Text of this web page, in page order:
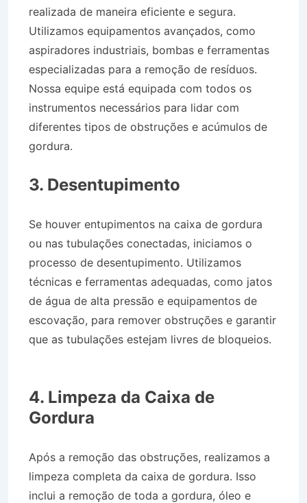
realizada de maneira eficiente e segura.
Utilizamos equipamentos avançados, como
aspiradores industriais, bombas e ferramentas
especializadas para a remoção de resíduos.
Nossa equipe está equipada com todos os
instrumentos necessários para lidar com
diferentes tipos de obstruções e acúmulos de
gordura.
3. Desentupimento
Se houver entupimentos na caixa de gordura
ou nas tubulações conectadas, iniciamos o
processo de desentupimento. Utilizamos
técnicas e ferramentas adequadas, como jatos
de água de alta pressão e equipamentos de
escovação, para remover obstruções e garantir
que as tubulações estejam livres de bloqueios.
4. Limpeza da Caixa de
Gordura
Após a remoção das obstruções, realizamos a
limpeza completa da caixa de gordura. Isso
inclui a remoção de toda a gordura, óleo e